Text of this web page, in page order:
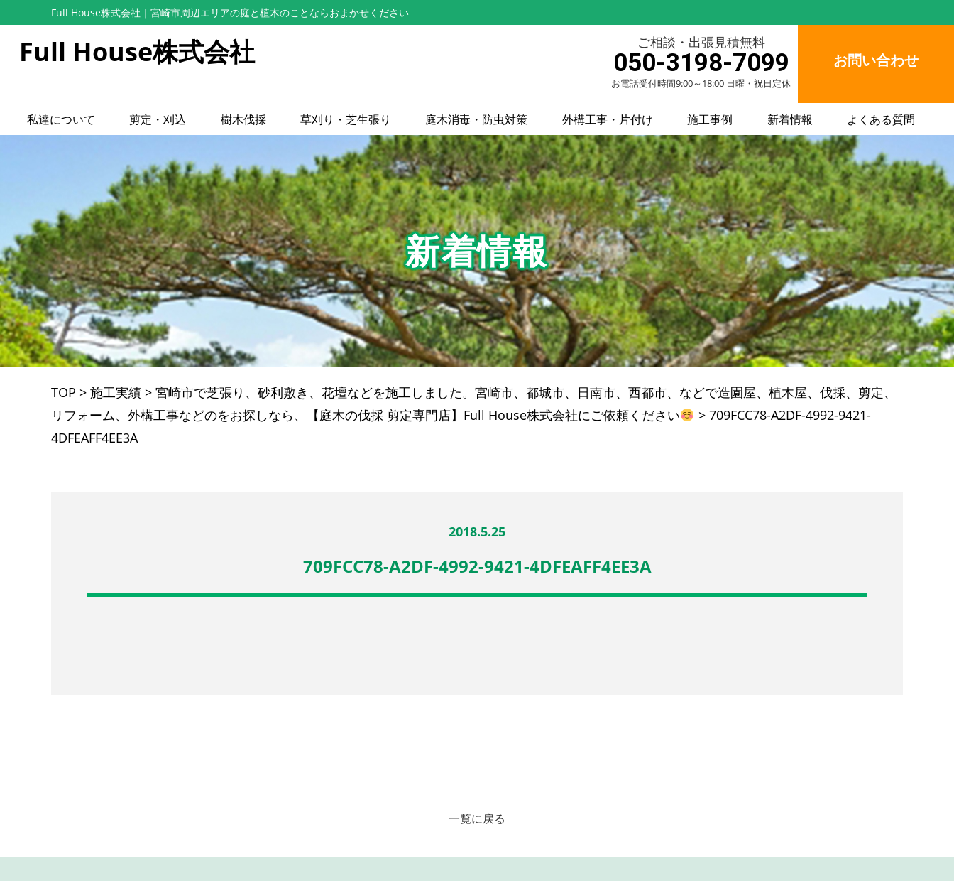
Full House株式会社 ｜宮崎市周辺エリアの庭と植木のことならおまかせください
Full House株式会社 ご相談・出張見積無料
050-3198-7099
お電話受付時間9:00～18:00 日曜・祝日定休
お問い合わせ
私達について 剪定・刈込 樹木伐採 草刈り・芝生張り 庭木消毒・防虫対策 外構工事・片付け 施工事例 新着情報 よくある質問
新着情報
TOP > 施工実績 > 宮崎市で芝張り、砂利敷き、花壇などを施工しました。宮崎市、都城市、日南市、西都市、などで造園屋、植木屋、伐採、剪定、
リフォーム、外構工事などのをお探しなら、【庭木の伐採 剪定専門店】Full House株式会社にご依頼ください
> 709FCC78-A2DF-4992-9421-
4DFEAFF4EE3A
2018.5.25
709FCC78-A2DF-4992-9421-4DFEAFF4EE3A
一覧に戻る